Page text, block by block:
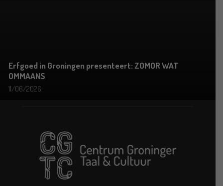
Erfgoed in Groningen presenteert: ZOMOR WAT
OMMAANS
11/06/2026